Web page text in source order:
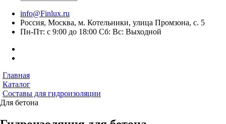
info@Finlux.ru
Россия, Москва, м. Котельники, улица Промзона, с. 5
Пн-Пт: с 9:00 до 18:00 Сб: Вс: Выходной
Главная
Каталог
Составы для гидроизоляции
Для бетона